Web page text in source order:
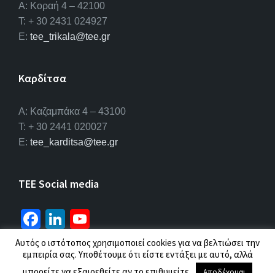
Α: Κοραή 4 – 42100
T: + 30 2431 024927
E: tee_trikala@tee.gr
Καρδίτσα
Α: Καζαμπάκα 4 – 43100
T: + 30 2441 020027
E: tee_karditsa@tee.gr
TEE Social media
Fa
ce
b
Li
n
ke
u
T
© 2026 ΤΕΕ |Πολιτική προσωπικών δεδομένων
Αυτός ο ιστότοπος χρησιμοποιεί cookies για να βελτιώσει την
εμπειρία σας. Υποθέτουμε ότι είστε εντάξει με αυτό, αλλά